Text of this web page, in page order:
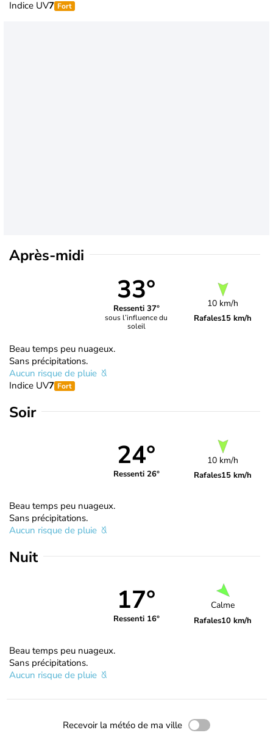
Indice UV7 Fort
Après-midi
33°
Ressenti 37°
sous l’influence du
soleil
10 km/h
Rafales15 km/h
Beau temps peu nuageux.
Sans précipitations.
Aucun risque de pluie
Indice UV7 Fort
Soir
24°
Ressenti 26°
10 km/h
Rafales15 km/h
Beau temps peu nuageux.
Sans précipitations.
Aucun risque de pluie
Nuit
17°
Ressenti 16°
Calme
Rafales10 km/h
Beau temps peu nuageux.
Sans précipitations.
Aucun risque de pluie
Recevoir la météo de ma ville